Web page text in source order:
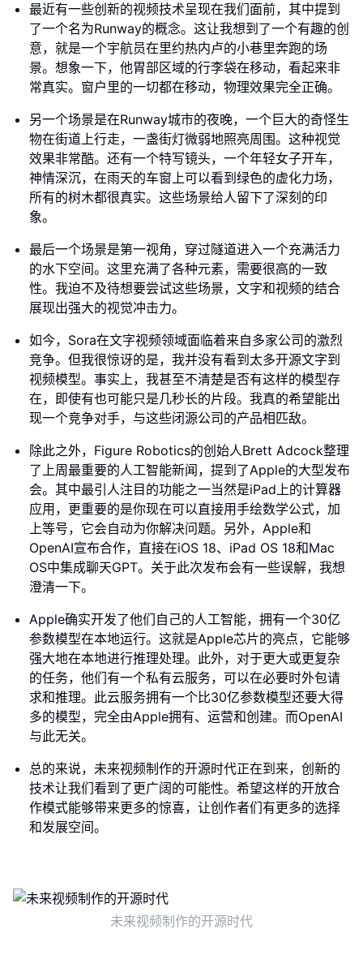
最近有一些创新的视频技术呈现在我们面前，其中提到
了一个名为Runway的概念。这让我想到了一个有趣的创
意，就是一个宇航员在里约热内卢的小巷里奔跑的场
景。想象一下，他胃部区域的行李袋在移动，看起来非
常真实。窗户里的一切都在移动，物理效果完全正确。
另一个场景是在Runway城市的夜晚，一个巨大的奇怪生
物在街道上行走，一盏街灯微弱地照亮周围。这种视觉
效果非常酷。还有一个特写镜头，一个年轻女子开车，
神情深沉，在雨天的车窗上可以看到绿色的虚化力场，
所有的树木都很真实。这些场景给人留下了深刻的印
象。
最后一个场景是第一视角，穿过隧道进入一个充满活力
的水下空间。这里充满了各种元素，需要很高的一致
性。我迫不及待想要尝试这些场景，文字和视频的结合
展现出强大的视觉冲击力。
如今，Sora在文字视频领域面临着来自多家公司的激烈
竞争。但我很惊讶的是，我并没有看到太多开源文字到
视频模型。事实上，我甚至不清楚是否有这样的模型存
在，即使有也可能只是几秒长的片段。我真的希望能出
现一个竞争对手，与这些闭源公司的产品相匹敌。
除此之外，Figure Robotics的创始人Brett Adcock整理
了上周最重要的人工智能新闻，提到了Apple的大型发布
会。其中最引人注目的功能之一当然是iPad上的计算器
应用，更重要的是你现在可以直接用手绘数学公式，加
上等号，它会自动为你解决问题。另外，Apple和
OpenAI宣布合作，直接在iOS 18、iPad OS 18和Mac
OS中集成聊天GPT。关于此次发布会有一些误解，我想
澄清一下。
Apple确实开发了他们自己的人工智能，拥有一个30亿
参数模型在本地运行。这就是Apple芯片的亮点，它能够
强大地在本地进行推理处理。此外，对于更大或更复杂
的任务，他们有一个私有云服务，可以在必要时外包请
求和推理。此云服务拥有一个比30亿参数模型还要大得
多的模型，完全由Apple拥有、运营和创建。而OpenAI
与此无关。
总的来说，未来视频制作的开源时代正在到来，创新的
技术让我们看到了更广阔的可能性。希望这样的开放合
作模式能够带来更多的惊喜，让创作者们有更多的选择
和发展空间。
未来视频制作的开源时代